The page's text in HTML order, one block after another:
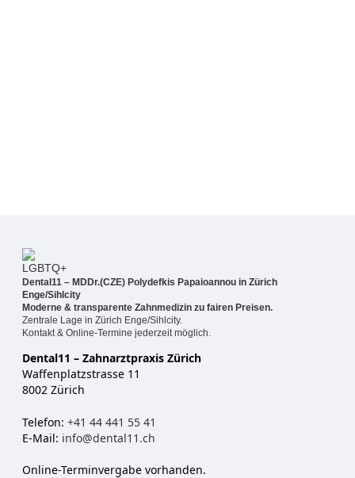
Dental11 – MDDr.(CZE) Polydefkis Papaioannou in Zürich
Enge/Sihlcity
Moderne & transparente Zahnmedizin zu fairen Preisen.
Zentrale Lage in Zürich Enge/Sihlcity.
Kontakt & Online-Termine jederzeit möglich.
Dental11 – Zahnarztpraxis Zürich
Waffenplatzstrasse 11
8002 Zürich
Telefon: +41 44 441 55 41
E-Mail: info@dental11.ch
Online-Terminvergabe vorhanden.